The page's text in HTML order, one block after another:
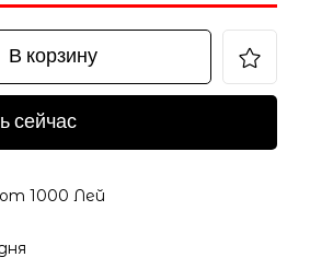
В корзину
сейчас
1000 Лей
браузере для последующих